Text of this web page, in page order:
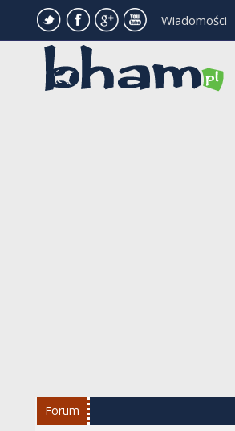
Wiadomości
Forum